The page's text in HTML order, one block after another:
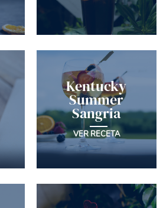
Kentucky
Summer
Sangria
VER RECETA